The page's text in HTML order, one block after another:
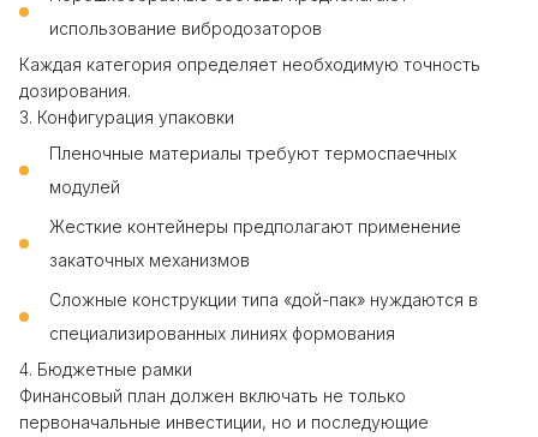
использование вибродозаторов
Каждая категория определяет необходимую точность
дозирования.
3. Конфигурация упаковки
Пленочные материалы требуют термоспаечных
модулей
Жесткие контейнеры предполагают применение
закаточных механизмов
Сложные конструкции типа «дой-пак» нуждаются в
специализированных линиях формования
4. Бюджетные рамки
Финансовый план должен включать не только
первоначальные инвестиции, но и последующие